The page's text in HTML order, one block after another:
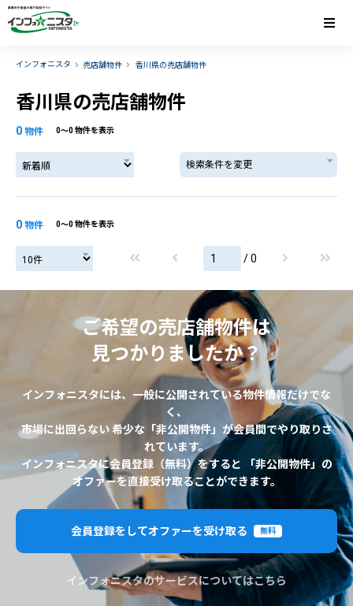
インフォニスタ 売店舗物件 香川県の売店舗物件
香川県の売店舗物件
0 物件 0〜0 物件を表示
検索条件を変更
0 物件 0〜0 物件を表示
/ 0
ご希望の売店舗物件は
見つかりましたか？
インフォニスタには、一般に公開されている物件情報だけでな
く、
市場に出回らない 希少な「非公開物件」が会員間でやり取りさ
れています。
インフォニスタに会員登録（無料）をすると 「非公開物件」の
オファーを直接受け取ることができます。
会員登録をしてオファーを受け取る 無料
インフォニスタのサービスについてはこちら